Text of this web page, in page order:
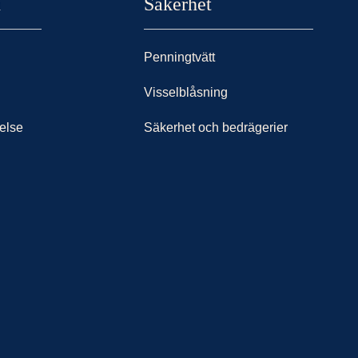
Säkerhet
Penningtvätt
Visselblåsning
Säkerhet och bedrägerier